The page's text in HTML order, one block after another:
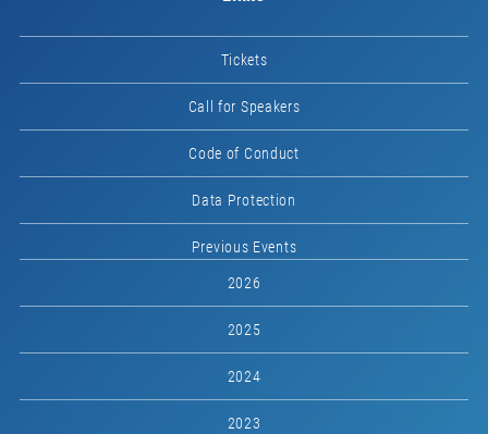
Tickets
Call for Speakers
Code of Conduct
Data Protection
Previous Events
2026
2025
2024
2023